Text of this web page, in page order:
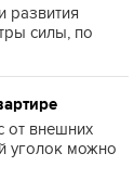
развития
силы, по
от внешних
уголок можно